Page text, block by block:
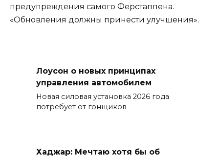
предупреждения самого Ферстаппена.
«Обновления должны принести улучшения».
Лоусон о новых принципах
управления автомобилем
Новая силовая установка 2026 года
потребует от гонщиков
Хаджар: Мечтаю хотя бы об